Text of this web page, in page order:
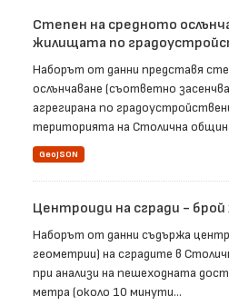
Степен на средното
жилищата по
Наборът от данни представя
ослънчаване (съответно
агрегирана по
територията на Столична
GeoJSON
Центроиди на сгради -
Наборът от данни съдържа
геометрии) на сградите в
при анализи на пешеходната
метра (около 10 минути...